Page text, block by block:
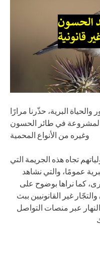
البرية، حذّرنا مرارًا
المشروعة في طائر الحسون
وغيره من الأنواع المحمية
تجاه هذه الجريمة التي
عمومًا، والتي نشاهد
كما نراها بوضوح على
غير القانونيين ببث
عبر منصات التواصل